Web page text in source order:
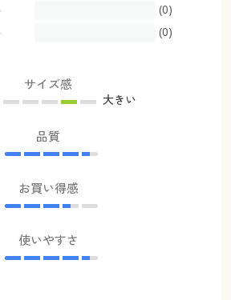
(0)
(0)
サイズ感
大きい
品質
お買い得感
使いやすさ